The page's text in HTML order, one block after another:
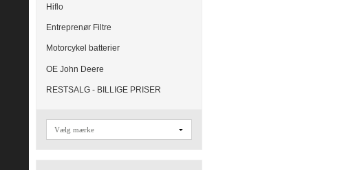
Hiflo
Entreprenør Filtre
Motorcykel batterier
OE John Deere
RESTSALG - BILLIGE PRISER